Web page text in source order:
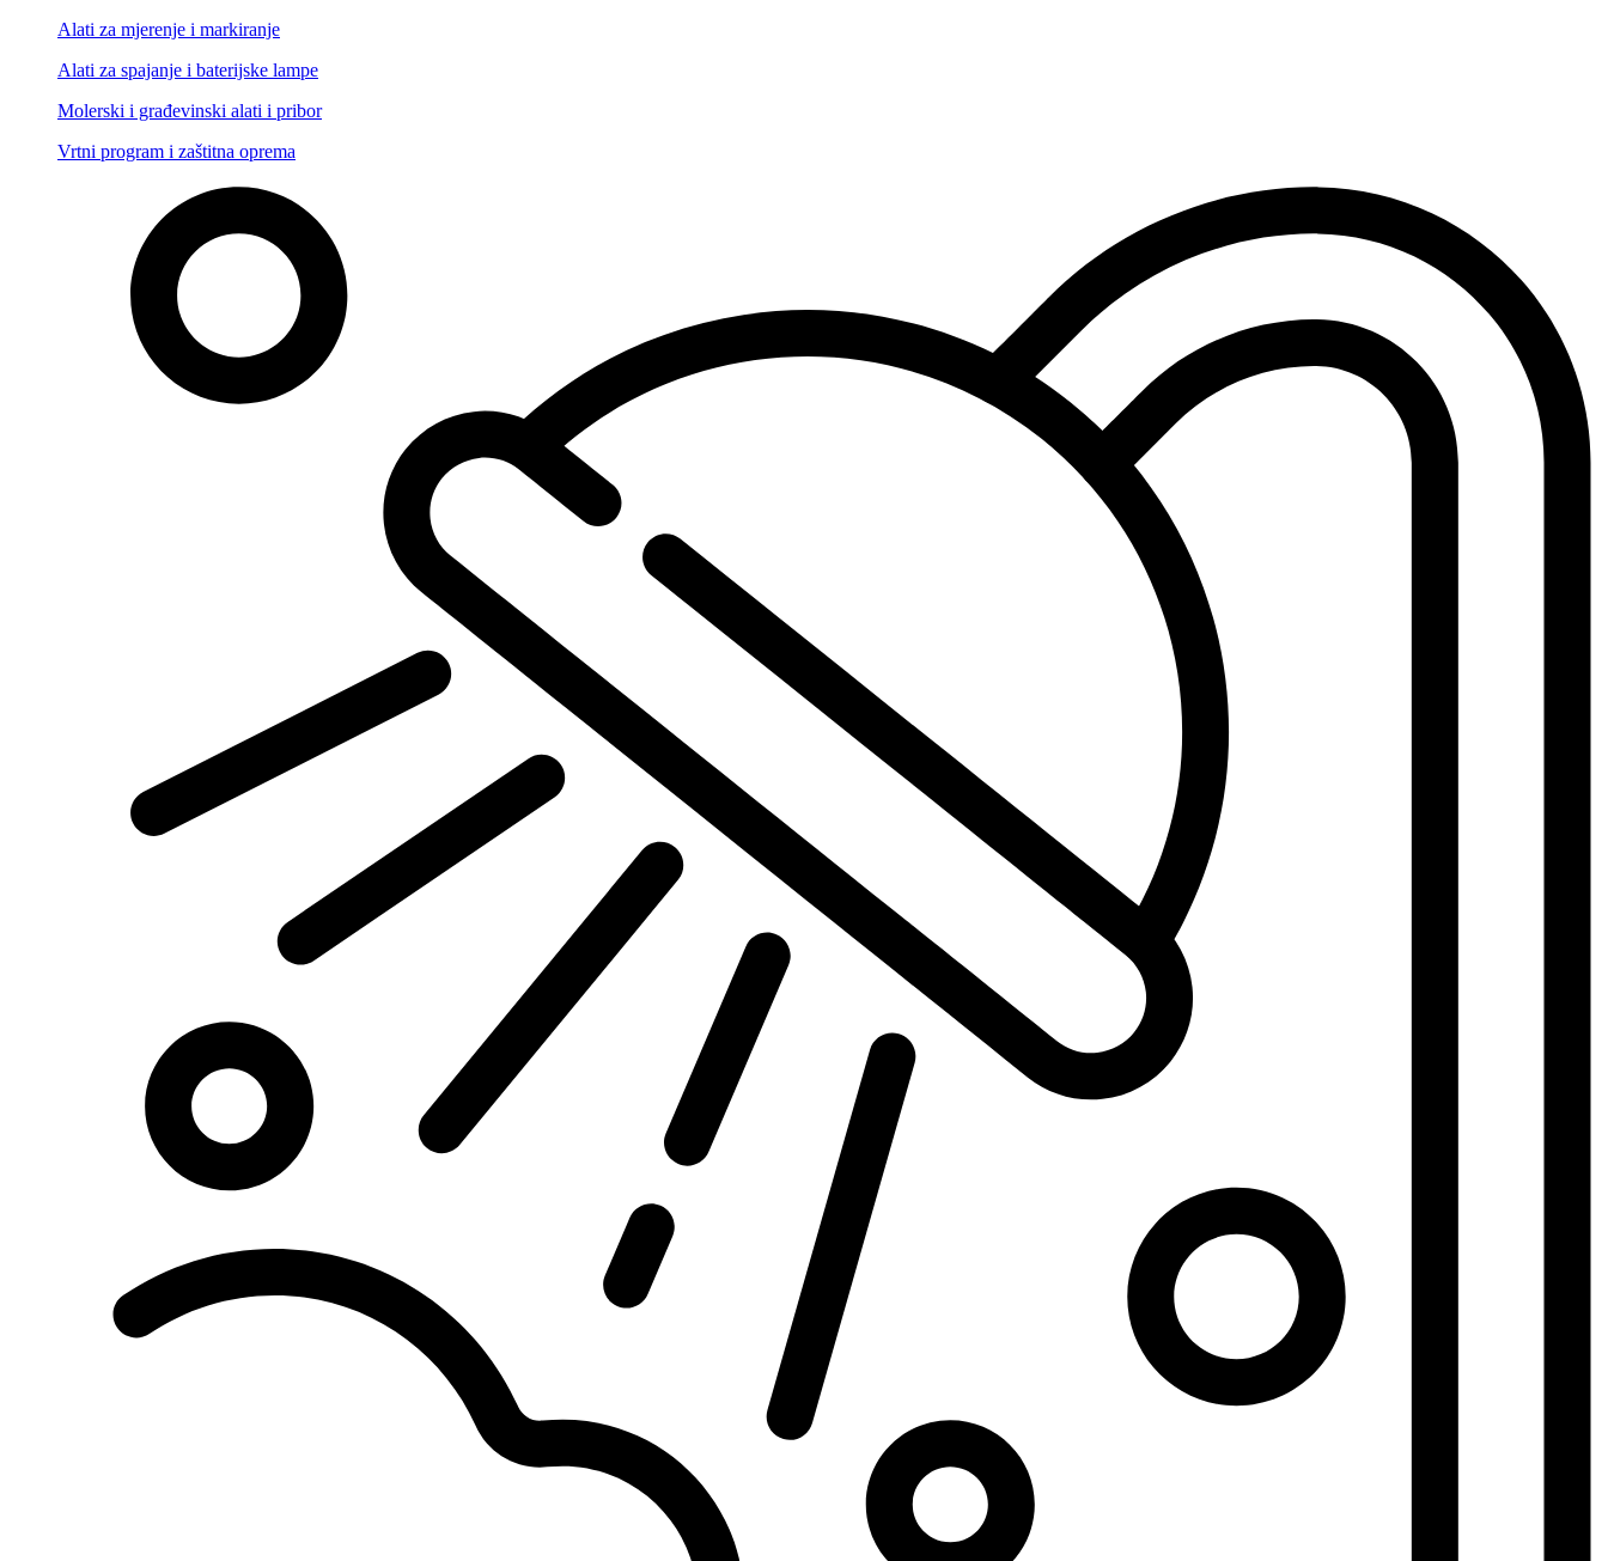
Alati za mjerenje i markiranje
Alati za spajanje i baterijske lampe
Molerski i građevinski alati i pribor
Vrtni program i zaštitna oprema